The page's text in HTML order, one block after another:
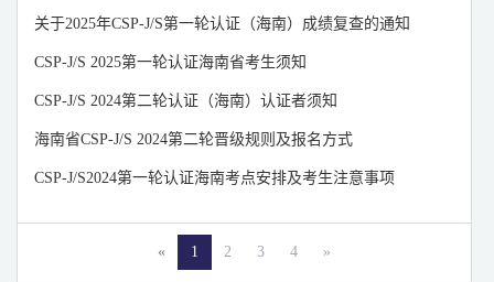
台湾
关于2025年CSP-J/S第一轮认证（海南）成绩复查的通知
CSP-J/S 2025第一轮认证海南省考生须知
CSP-J/S 2024第二轮认证（海南）认证者须知
海南省CSP-J/S 2024第二轮晋级规则及报名方式
CSP-J/S2024第一轮认证海南考点安排及考生注意事项
« 1 2 3 4 »